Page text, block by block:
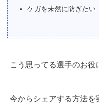
ケガを未然に防ぎたい
こう思ってる選手のお役
今からシェアする方法を